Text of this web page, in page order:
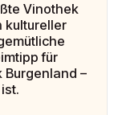
Vinothek
kultureller
für
–